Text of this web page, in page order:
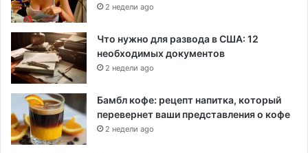
2 недели ago
Что нужно для развода в США: 12
необходимых документов
2 недели ago
Бамбл кофе: рецепт напитка, который
перевернет ваши представления о кофе
2 недели ago